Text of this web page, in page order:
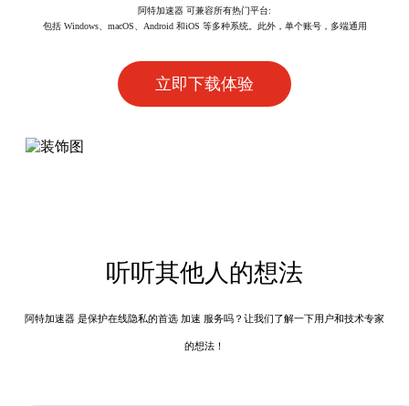
阿特加速器 可兼容所有热门平台:
包括 Windows、macOS、Android 和iOS 等多种系统。此外，单个账号，多端通用
立即下载体验
听听其他人的想法
阿特加速器 是保护在线隐私的首选 加速 服务吗？让我们了解一下用户和技术专家
的想法！